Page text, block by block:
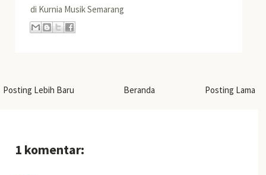
di Kurnia Musik Semarang
Posting Lebih Baru Posting Lama
Beranda
1 komentar: